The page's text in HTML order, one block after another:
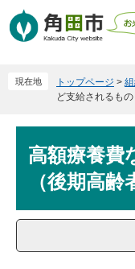
ー
ニ
現在地 トップページ >
ど支給されるもの
高額療養費
（後期高齢